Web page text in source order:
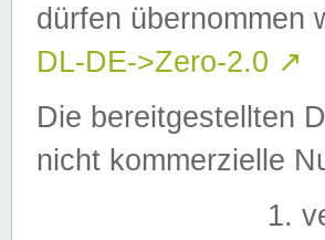
dürfen übernommen
DL-DE->Zero-2.0 ↗
Die bereitgestellten
nicht kommerzielle